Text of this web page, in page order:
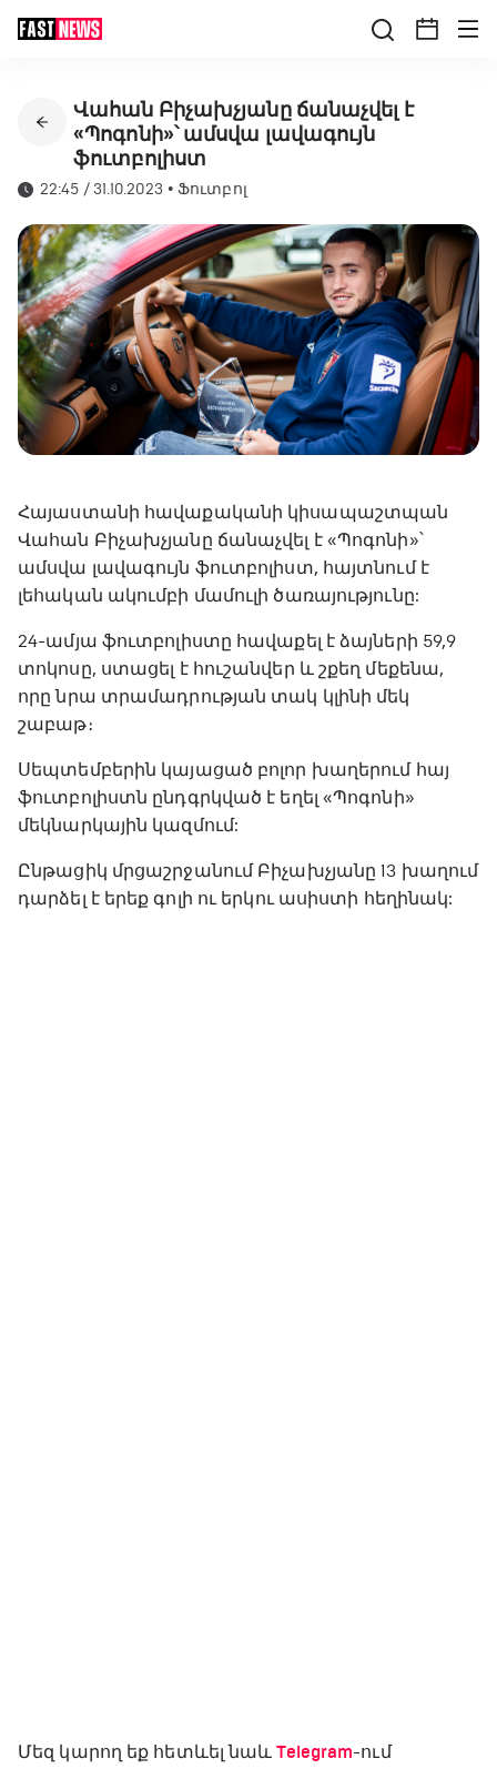
Վահան Բիչախչյանը ճանաչվել է
«Պոգոնի»՝ ամսվա լավագույն
ֆուտբոլիստ
22:45 / 31.10.2023 •Ֆուտբոլ
Հայաստանի հավաքականի կիսապաշտպան
Վահան Բիչախչյանը ճանաչվել է «Պոգոնի»՝
ամսվա լավագույն ֆուտբոլիստ, հայտնում է
լեհական ակումբի մամուլի ծառայությունը:
24-ամյա ֆուտբոլիստը հավաքել է ձայների 59,9
տոկոսը, ստացել է հուշանվեր և շքեղ մեքենա,
որը նրա տրամադրության տակ կլինի մեկ
շաբաթ։
Սեպտեմբերին կայացած բոլոր խաղերում հայ
ֆուտբոլիստն ընդգրկված է եղել «Պոգոնի»
մեկնարկային կազմում:
Ընթացիկ մրցաշրջանում Բիչախչյանը 13 խաղում
դարձել է երեք գոլի ու երկու ասիստի հեղինակ:
Մեզ կարող եք հետևել նաև Telegram-ում